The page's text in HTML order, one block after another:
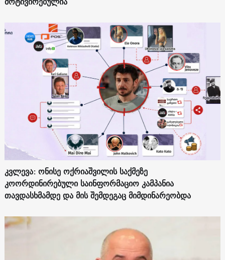
კვლევა: ონისე ოქრიაშვილის საქმეზე
კოორდინირებული საინფორმაციო კამპანია
თავდასხმამდე და მის შემდეგაც მიმდინარეობდა